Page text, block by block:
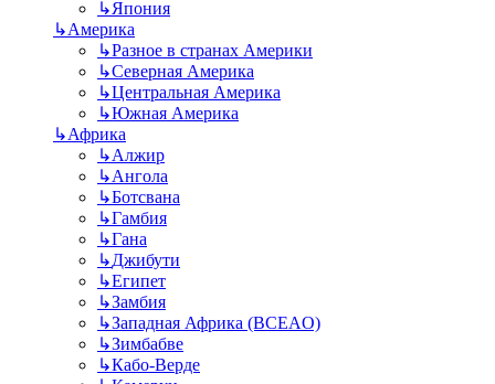
↳Япония
↳Америка
↳Разное в странах Америки
↳Северная Америка
↳Центральная Америка
↳Южная Америка
↳Африка
↳Алжир
↳Ангола
↳Ботсвана
↳Гамбия
↳Гана
↳Джибути
↳Египет
↳Замбия
↳Западная Африка (BCEAO)
↳Зимбабве
↳Кабо-Верде